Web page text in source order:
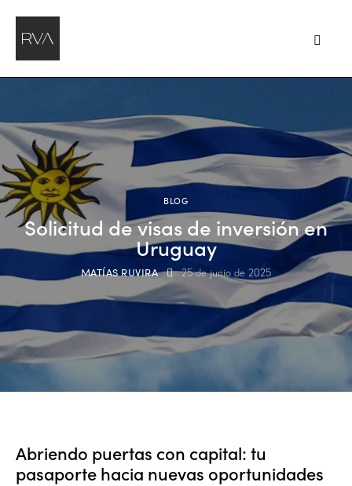
BLOG
Solicitud de visas de inversión en
Uruguay
MATÍAS RUVIRA 25 de junio de 2025
Abriendo puertas con capital: tu
pasaporte hacia nuevas oportunidades